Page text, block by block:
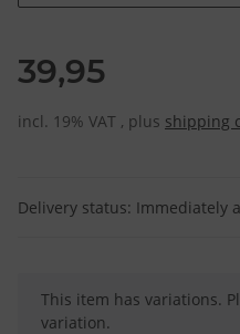
39,95
incl. 19% VAT , plus shipping
Delivery status: Immediately
x
This item has variations.
variation.